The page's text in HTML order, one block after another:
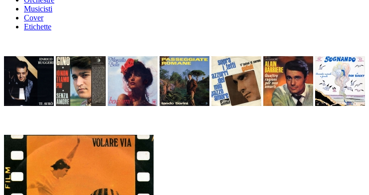
Musicisti
Cover
Etichette